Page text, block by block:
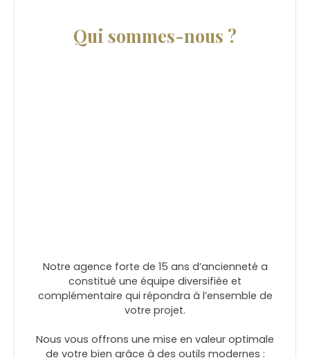
Qui sommes-nous ?
Notre agence forte de 15 ans d’ancienneté a
constitué une équipe diversifiée et
complémentaire qui répondra à l’ensemble de
votre projet.
Nous vous offrons une mise en valeur optimale
de votre bien grâce à des outils modernes :